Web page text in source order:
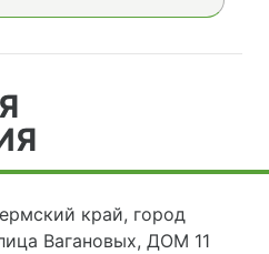
край, город
Вагановых, ДОМ 11